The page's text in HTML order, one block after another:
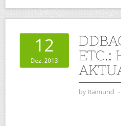
12
Dez. 2013
ETC.:
by Raimund ⋅